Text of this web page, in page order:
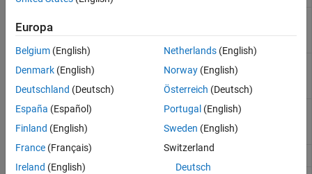
clibConfiguration
Set run-time configuration
parameters for C/C++ library
interface(Desde R2023a)
CLibraryConfiguration
C/C++ library interface
R2023a)
clibIsNull
Europa
Belgium (English)
Denmark (English)
Deutschland (Deutsch)
España (Español)
Finland (English)
France (Français)
Ireland (English)
Netherlands(English)
Norway(English)
Österreich (Deutsch)
Portugal (English)
Sweden (English)
Switzerland
Deutsch